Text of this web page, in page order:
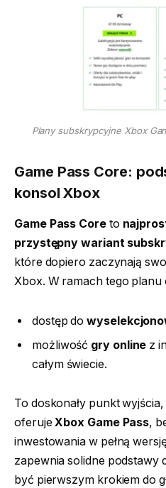
Plany subskrypcyjne Xbox
Game Pass Core:
konsol Xbox
Game Pass Coreto
przystępny wariant
które dopiero zaczynają
Xbox. W ramach tego planu
dostęp do
możliwość gry online z
całym świecie.
To doskonały punkt
oferujeXbox Game Pass,
inwestowania w pełną
zapewnia solidne podstawy
być pierwszym krokiem do